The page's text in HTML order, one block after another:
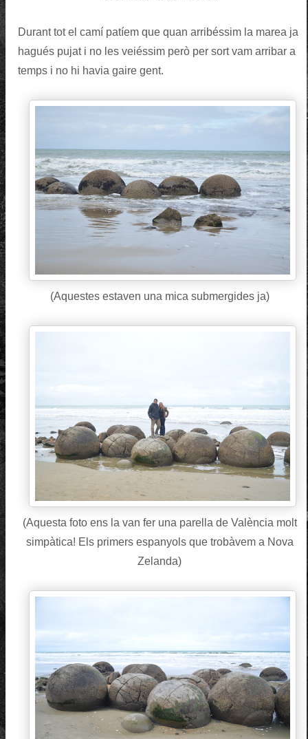
Durant tot el camí patíem que quan arribéssim la marea ja
hagués pujat i no les veiéssim però per sort vam arribar a
temps i no hi havia gaire gent.
(Aquestes estaven una mica submergides ja)
(Aquesta foto ens la van fer una parella de València molt
simpàtica! Els primers espanyols que trobàvem a Nova
Zelanda)